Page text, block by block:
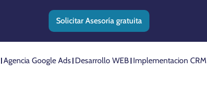
Solicitar Asesoría gratuita
Agencia Google Ads Desarrollo WEB Implementacion CRM